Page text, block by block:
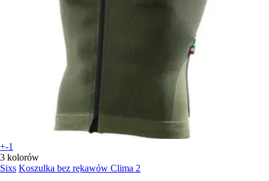
+-1
3 kolorów
Sixs Koszulka bez rękawów Clima 2